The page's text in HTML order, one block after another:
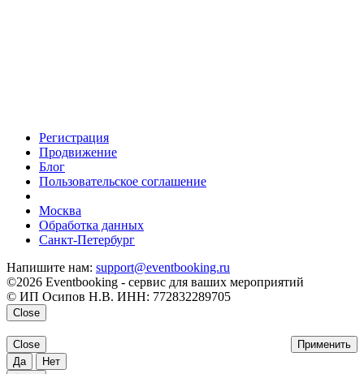
Регистрация
Продвижение
Блог
Пользовательское соглашение
Москва
Обработка данных
Санкт-Петербург
Напишите нам: support@eventbooking.ru
©2026 Eventbooking - сервис для ваших мероприятий
© ИП Осипов Н.В. ИНН: 772832289705
Close
Применить
Close
Да
Нет